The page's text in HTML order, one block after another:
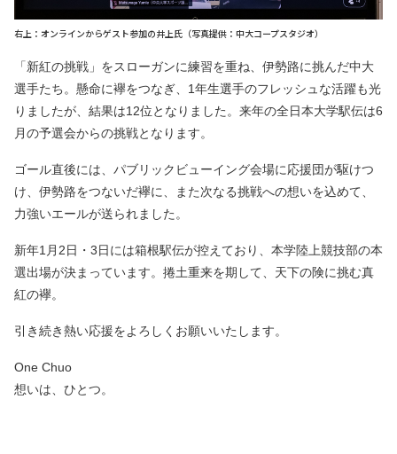
右上：オンラインからゲスト参加の井上氏（写真提供：中大コープスタジオ）
「新紅の挑戦」をスローガンに練習を重ね、伊勢路に挑んだ中大
選手たち。懸命に襷をつなぎ、1年生選手のフレッシュな活躍も光
りましたが、結果は12位となりました。来年の全日本大学駅伝は6
月の予選会からの挑戦となります。
ゴール直後には、パブリックビューイング会場に応援団が駆けつ
け、伊勢路をつないだ襷に、また次なる挑戦への想いを込めて、
力強いエールが送られました。
新年1月2日・3日には箱根駅伝が控えており、本学陸上競技部の本
選出場が決まっています。 捲土重来を期して、天下の険に挑む真
紅の襷。
引き続き熱い応援をよろしくお願いいたします。
One Chuo
想いは、ひとつ。